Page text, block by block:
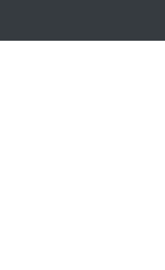
وأبناء الشهداء
لا فضول؟